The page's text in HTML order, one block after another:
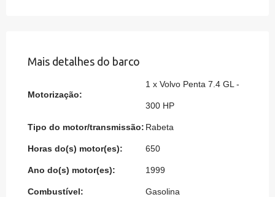
Mais detalhes do barco
Motorização:
1 x Volvo Penta 7.4 GL -
300 HP
Tipo do motor/transmissão: Rabeta
Horas do(s) motor(es): 650
Ano do(s) motor(es): 1999
Combustível: Gasolina